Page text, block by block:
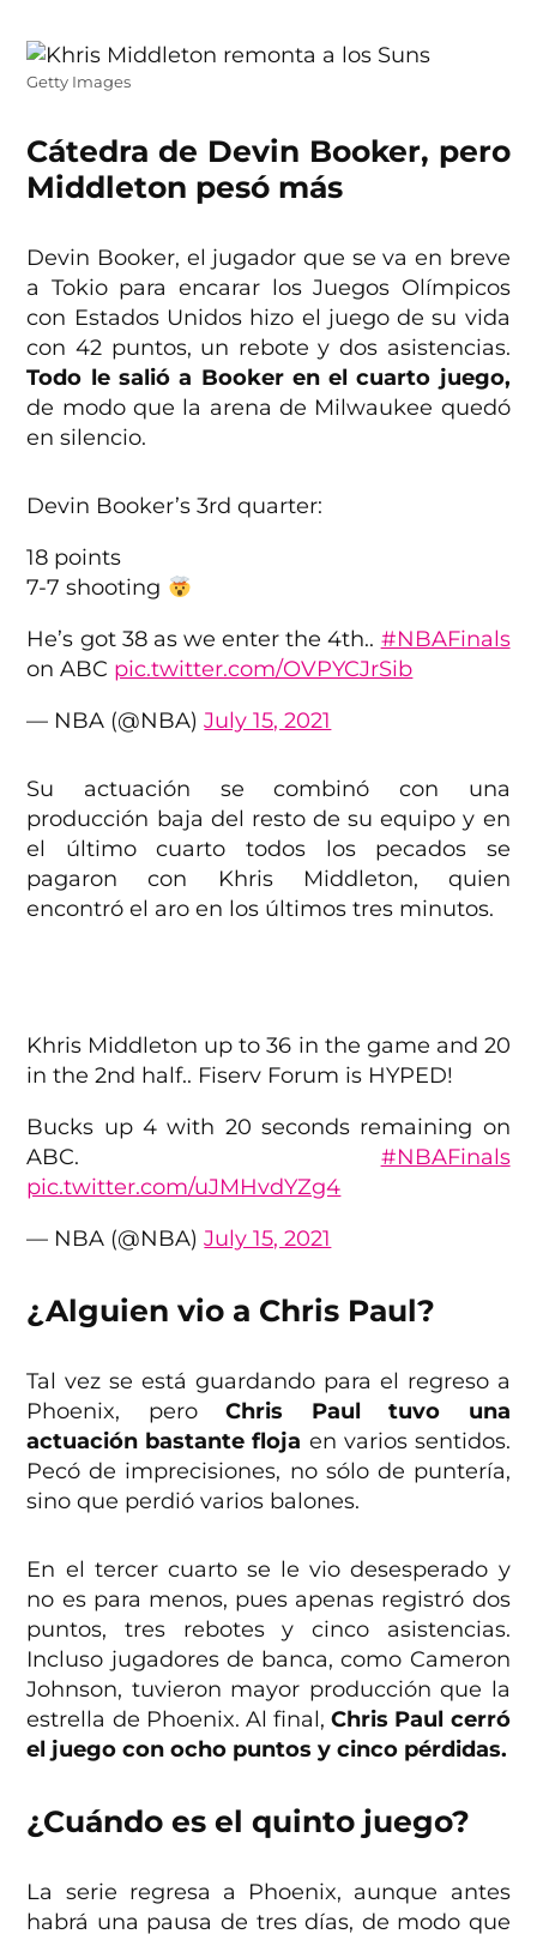
Getty Images
Cátedra de Devin Booker, pero
Middleton pesó más
Devin Booker, el jugador que se va en breve
a Tokio para encarar los Juegos Olímpicos
con Estados Unidos hizo el juego de su vida
con 42 puntos, un rebote y dos asistencias.
Todo le salió a Booker en el cuarto juego,
de modo que la arena de Milwaukee quedó
en silencio.
Devin Booker’s 3rd quarter:
18 points
7-7 shooting
He’s got 38 as we enter the 4th.. #NBAFinals
on ABC pic.twitter.com/OVPYCJrSib
— NBA (@NBA)July 15, 2021
Su actuación se combinó con una
producción baja del resto de su equipo y en
el último cuarto todos los pecados se
pagaron con Khris Middleton, quien
encontró el aro en los últimos tres minutos.
Khris Middleton up to 36 in the game and 20
in the 2nd half.. Fiserv Forum is HYPED!
Bucks up 4 with 20 seconds remaining on
ABC. #NBAFinals
pic.twitter.com/uJMHvdYZg4
— NBA (@NBA)July 15, 2021
¿Alguien vio a Chris Paul?
Tal vez se está guardando para el regreso a
Phoenix, peroChris Paul tuvo una
actuación bastante floja en varios sentidos.
Pecó de imprecisiones, no sólo de puntería,
sino que perdió varios balones.
En el tercer cuarto se le vio desesperado y
no es para menos, pues apenas registró dos
puntos, tres rebotes y cinco asistencias.
Incluso jugadores de banca, como Cameron
Johnson, tuvieron mayor producción que la
estrella de Phoenix. Al final,Chris Paul cerró
el juego con ocho puntos y cinco pérdidas.
¿Cuándo es el quinto juego?
La serie regresa a Phoenix, aunque antes
habrá una pausa de tres días, de modo que